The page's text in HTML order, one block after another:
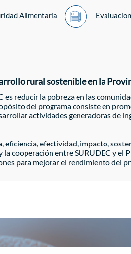
Alimentaria
rural sostenible en la
es reducir la pobreza en las
del programa consiste en
actividades generadoras de
eficiencia, efectividad, impacto,
la cooperación entre SURUDEC y
para mejorar el rendimiento del